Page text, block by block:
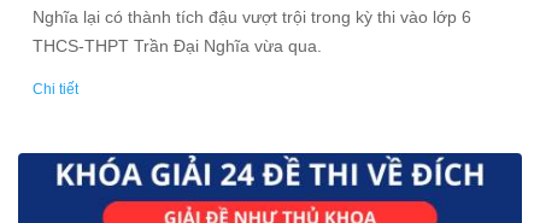
Nghĩa lại có thành tích đậu vượt trội trong kỳ thi vào lớp 6
THCS-THPT Trần Đại Nghĩa vừa qua.
Chi tiết